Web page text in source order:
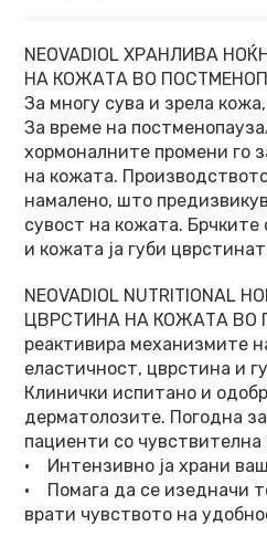
NEOVADIOL ХРАНЛИВА
НА КОЖАТА ВО
За многу сува и зрела
За време на
хормоналните промени го
на кожата.
намалено, што
сувост на кожата.
и кожата ја губи
NEOVADIOL NUTRITIONAL
ЦВРСТИНА НА КОЖАТА ВО
реактивира механизмите
еластичност, цврстина и
Клинички испитано и
дерматолозите. Погодна за
пациенти со чувствителна
• Интензивно ја храни
• Помага да се изедначи
врати чувството на